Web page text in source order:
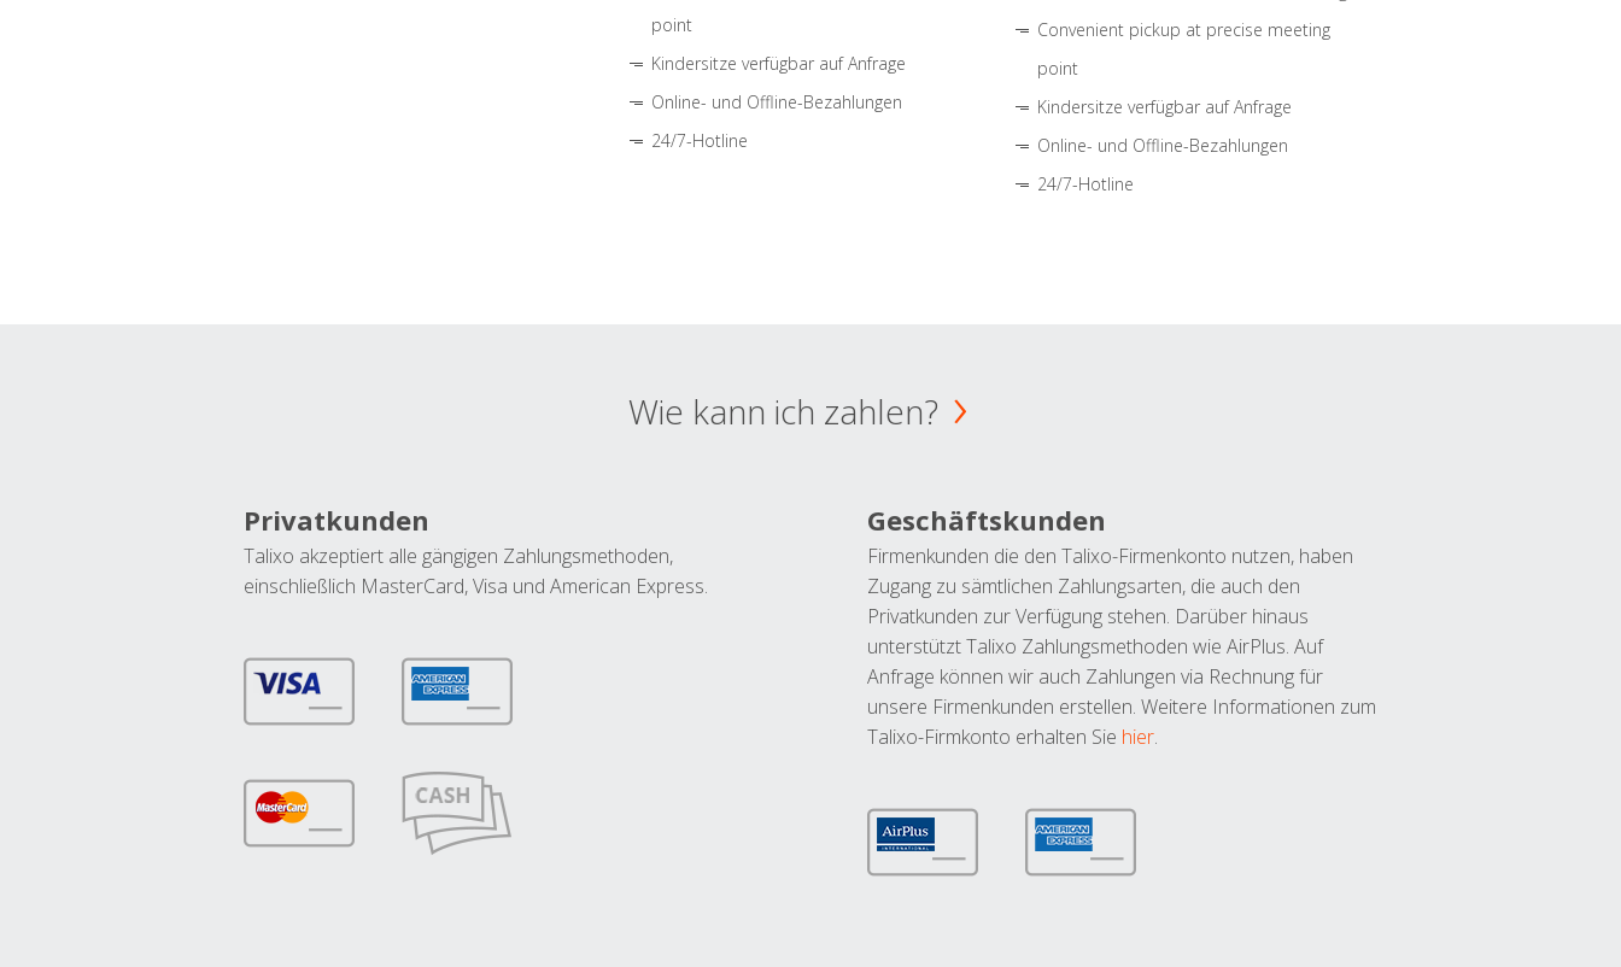
point
Kindersitze verfügbar auf Anfrage
Online- und Offline-Bezahlungen
24/7-Hotline
Convenient pickup at precise meeting
point
Kindersitze verfügbar auf Anfrage
Online- und Offline-Bezahlungen
24/7-Hotline
Wie kann ich zahlen?
Privatkunden
Talixo akzeptiert alle gängigen Zahlungsmethoden,
einschließlich MasterCard, Visa und American Express.
Geschäftskunden
Firmenkunden die den Talixo-Firmenkonto nutzen, haben
Zugang zu sämtlichen Zahlungsarten, die auch den
Privatkunden zur Verfügung stehen. Darüber hinaus
unterstützt Talixo Zahlungsmethoden wie AirPlus. Auf
Anfrage können wir auch Zahlungen via Rechnung für
unsere Firmenkunden erstellen. Weitere Informationen zum
Talixo-Firmkonto erhalten Sie hier.